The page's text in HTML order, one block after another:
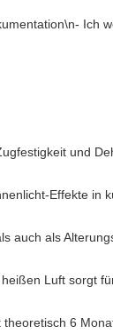
- Ich
und
Effekte in
auch als
Luft sorgt
6